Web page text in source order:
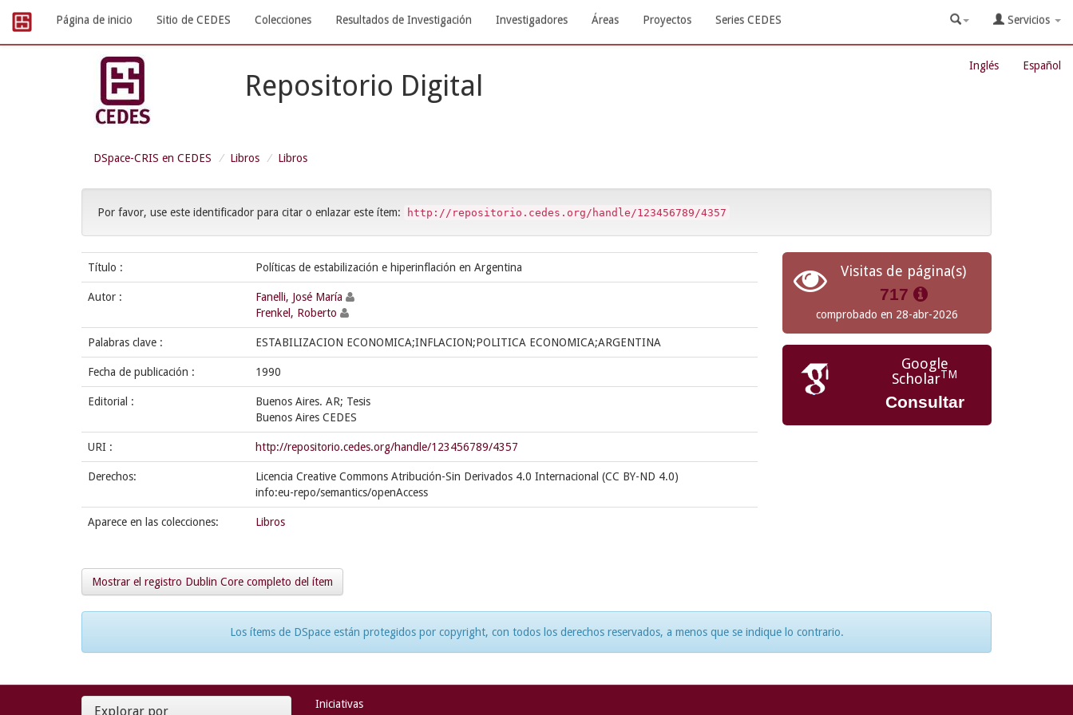
navigation
Página de inicio Sitio de CEDES Colecciones Resultados de Investigación Investigadores Áreas Proyectos Series CEDES Servicios
Inglés Español
Repositorio Digital
DSpace-CRIS en CEDES Libros Libros
Por favor, use este identificador para citar o enlazar este ítem: http://repositorio.cedes.org/handle/123456789/4357
Título : Políticas de estabilización e hiperinflación en Argentina
Autor :
Fanelli, José María
Frenkel, Roberto
Palabras clave : ESTABILIZACION ECONOMICA;INFLACION;POLITICA ECONOMICA;ARGENTINA
Fecha de publicación : 1990
Editorial :
Buenos Aires. AR; Tesis
Buenos Aires CEDES
URI : http://repositorio.cedes.org/handle/123456789/4357
Derechos:
Licencia Creative Commons Atribución-Sin Derivados 4.0 Internacional (CC BY-ND 4.0)
info:eu-repo/semantics/openAccess
Aparece en las colecciones: Libros
Mostrar el registro Dublin Core completo del ítem
Visitas de página(s)
717
comprobado en 28-abr-2026
Google
ScholarTM
Consultar
Los ítems de DSpace están protegidos por copyright, con todos los derechos reservados, a menos que se indique lo contrario.
Explorar por
Iniciativas